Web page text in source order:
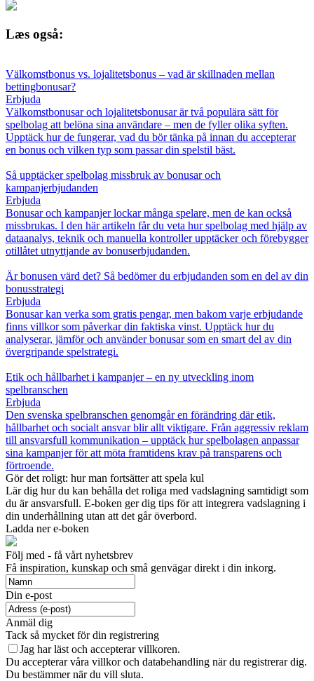
Læs også:
Välkomstbonus vs. lojalitetsbonus – vad är skillnaden mellan
bettingbonusar?
Erbjuda
Välkomstbonusar och lojalitetsbonusar är två populära sätt för
spelbolag att belöna sina användare – men de fyller olika syften.
Upptäck hur de fungerar, vad du bör tänka på innan du accepterar
en bonus och vilken typ som passar din spelstil bäst.
Så upptäcker spelbolag missbruk av bonusar och
kampanjerbjudanden
Erbjuda
Bonusar och kampanjer lockar många spelare, men de kan också
missbrukas. I den här artikeln får du veta hur spelbolag med hjälp av
dataanalys, teknik och manuella kontroller upptäcker och förebygger
otillåtet utnyttjande av bonuserbjudanden.
Är bonusen värd det? Så bedömer du erbjudanden som en del av din
bonusstrategi
Erbjuda
Bonusar kan verka som gratis pengar, men bakom varje erbjudande
finns villkor som påverkar din faktiska vinst. Upptäck hur du
analyserar, jämför och använder bonusar som en smart del av din
övergripande spelstrategi.
Etik och hållbarhet i kampanjer – en ny utveckling inom
spelbranschen
Erbjuda
Den svenska spelbranschen genomgår en förändring där etik,
hållbarhet och socialt ansvar blir allt viktigare. Från aggressiv reklam
till ansvarsfull kommunikation – upptäck hur spelbolagen anpassar
sina kampanjer för att möta framtidens krav på transparens och
förtroende.
Gör det roligt: ​​hur man fortsätter att spela kul
Lär dig hur du kan behålla det roliga med vadslagning samtidigt som
du är ansvarsfull. E-boken ger dig tips för att integrera vadslagning i
din underhållning utan att det går överbord.
Ladda ner e-boken
Följ med - få vårt nyhetsbrev
Få inspiration, kunskap och små genvägar direkt i din inkorg.
Din e-post
Anmäl dig
Tack så mycket för din registrering
Jag har läst och accepterar villkoren.
Du accepterar våra villkor och databehandling när du registrerar dig.
Du bestämmer när du vill sluta.